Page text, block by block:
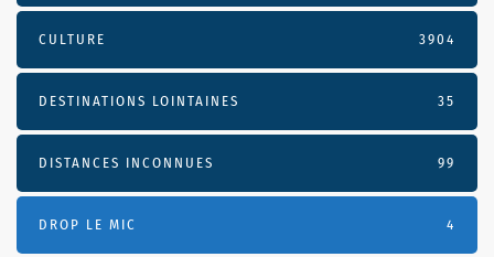
CULTURE 3904
DESTINATIONS LOINTAINES 35
DISTANCES INCONNUES 99
DROP LE MIC 4